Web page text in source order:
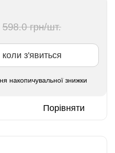
598.0 грн/шт.
з'явиться
накопичувальної знижки
Порівняти